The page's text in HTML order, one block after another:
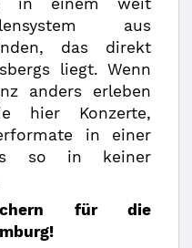
in einem weit
aus
das direkt
liegt. Wenn
anders erleben
hier Konzerte,
in einer
so in keiner
für die